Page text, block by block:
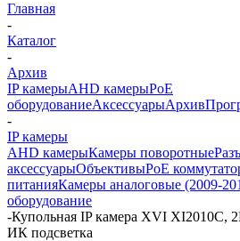
Главная
-
Каталог
-
Архив
IP камерыAHD камерыPoE
оборудованиеАксессуарыАрхив
-
IP камеры
AHD камерыКамеры поворотные
аксессуарыОбъективыPoE
питанияКамеры аналоговые (2009-
оборудование
-Купольная IP камера XVI XI2010C,
ИК подсветка